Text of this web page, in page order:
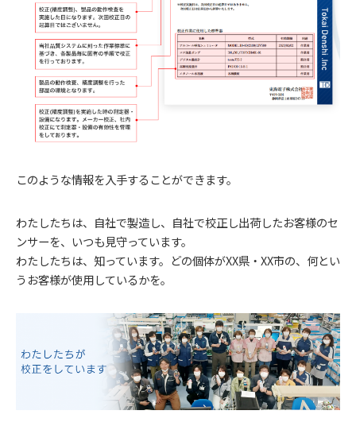
このような情報を入手することができます。
わたしたちは、自社で製造し、自社で校正し出荷したお客様のセ
ンサーを、いつも見守っています。
わたしたちは、知っています。どの個体がXX県・XX市の、何とい
うお客様が使用しているかを。